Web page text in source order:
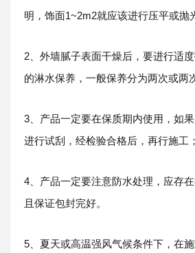
明，饰面1~2m2就应该进行压平或抛
2、外墙腻子表面干燥后，要进行适
的淋水保养，一般保养分为两次或两
3、产品一定要在保质期内使用，如
进行试刮，经检验合格后，再行施工；
4、产品一定要注意防水处理，应存
且保证包封完好。
5、夏天或高温强风气候条件下，在